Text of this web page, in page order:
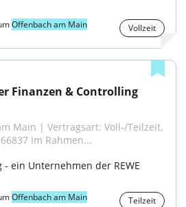
Offenbach am Main Vollzeit
Finanzen & Controlling
Main | Vertragsart: Voll-/Teilzeit,
Im Rahmen...
ein Unternehmen der REWE
Offenbach am Main Teilzeit